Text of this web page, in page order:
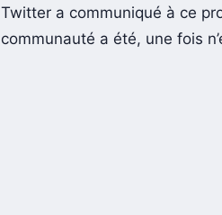
Twitter a communiqué à ce
communauté a été, une fois